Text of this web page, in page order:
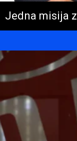
Jedna misija